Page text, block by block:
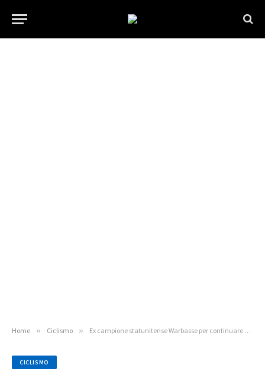
Home » Ciclismo » Ex campione statunitense Warbasse per continuare a correre fino ad almeno 37 con il rinnovo del contratto Tudor
CICLISMO